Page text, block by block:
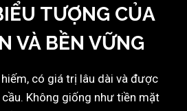
TƯỢNG CỦA
VÀ BỀN VỮNG
có giá trị lâu dài và được
Không giống như tiền mặt